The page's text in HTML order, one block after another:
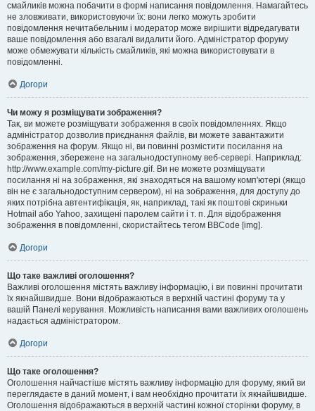
смайликів можна побачити в формі написання повідомлення. Намагайтесь
не зловживати, використовуючи їх: вони легко можуть зробити
повідомлення нечитабельним і модератор може вирішити відредагувати
ваше повідомлення або взагалі видалити його. Адміністратор форуму
може обмежувати кількість смайликів, які можна використовувати в
повідомленні.
Догори
Чи можу я розміщувати зображення?
Так, ви можете розміщувати зображення в своїх повідомленнях. Якщо
адміністратор дозволив приєднання файлів, ви можете завантажити
зображення на форум. Якщо ні, ви повинні розмістити посилання на
зображення, збережене на загальнодоступному веб-сервері. Наприклад:
http://www.example.com/my-picture.gif. Ви не можете розміщувати
посилання ні на зображення, які знаходяться на вашому комп'ютері (якщо
він не є загальнодоступним сервером), ні на зображення, для доступу до
яких потрібна автентифікація, як, наприклад, такі як поштові скриньки
Hotmail або Yahoo, захищені паролем сайти і т. п. Для відображення
зображення в повідомленні, скористайтесь тегом BBCode [img].
Догори
Що таке важливі оголошення?
Важливі оголошення містять важливу інформацію, і ви повинні прочитати
їх якнайшвидше. Вони відображаються в верхній частині форуму та у
вашій Панелі керування. Можливість написання вами важливих оголошень
надається адміністратором.
Догори
Що таке оголошення?
Оголошення найчастіше містять важливу інформацію для форуму, який ви
переглядаєте в даний момент, і вам необхідно прочитати їх якнайшвидше.
Оголошення відображаються в верхній частині кожної сторінки форуму, в